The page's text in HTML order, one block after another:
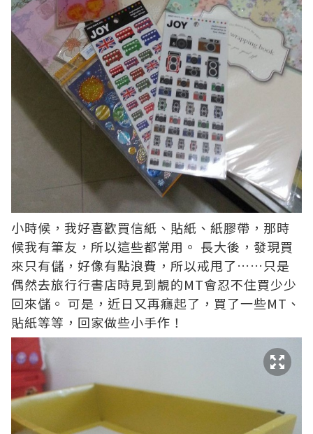
小時候，我好喜歡買信紙、貼紙、紙膠帶，那時
候我有筆友，所以這些都常用。 長大後，發現買
來只有儲，好像有點浪費，所以戒甩了……只是
偶然去旅行行書店時見到靚的MT會忍不住買少少
回來儲。 可是，近日又再癮起了，買了一些MT、
貼紙等等，回家做些小手作！